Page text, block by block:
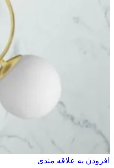
افزودن به علاقه مندی